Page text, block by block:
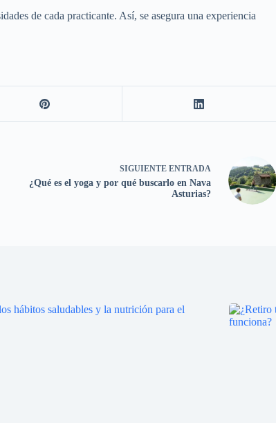
de cada practicante. Así, se asegura una experiencia
SIGUIENTEENTRADA
¿Qué es el yoga y por qué buscarlo en Nava
Asturias?